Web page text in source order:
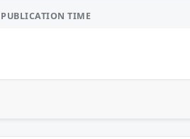
PUBLICATION TIME